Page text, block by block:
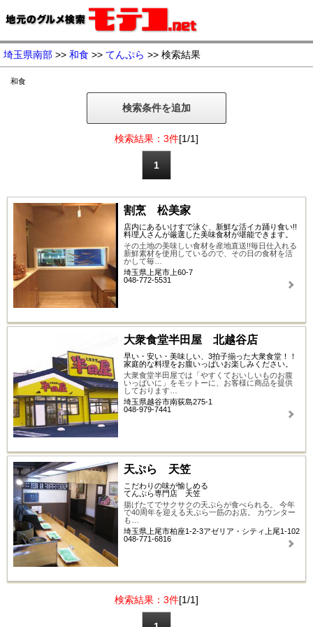
埼玉県南部 >> 和食 >> てんぷら >> 検索結果
和食
検索条件を追加
検索結果：3件[1/1]
1
割烹 松美家
店内にあるいけすで泳ぐ、新鮮な活イカ踊り食い!!
料理人さんが厳選した美味食材が堪能できます。
その土地の美味しい食材を産地直送!!毎日仕入れる
新鮮素材を使用しているので、その日の食材を活
かして毎…
埼玉県上尾市上60-7
048-772-5531
大衆食堂半田屋 北越谷店
早い・安い・美味しい、3拍子揃った大衆食堂！！
家庭的な料理をお腹いっぱいお楽しみください。
大衆食堂半田屋では「やすくておいしいものお腹
いっぱいに」をモットーに、お客様に商品を提供
しております…
埼玉県越谷市南荻島275-1
048-979-7441
天ぷら 天笠
こだわりの味が愉しめる
てんぷら専門店 天笠
揚げたてでサクサクの天ぷらが食べられる。 今年
で40周年を迎える天ぷら一筋のお店。 カウンター
も…
埼玉県上尾市柏座1-2-3アゼリア・シティ上尾1-102
048-771-6816
検索結果：3件[1/1]